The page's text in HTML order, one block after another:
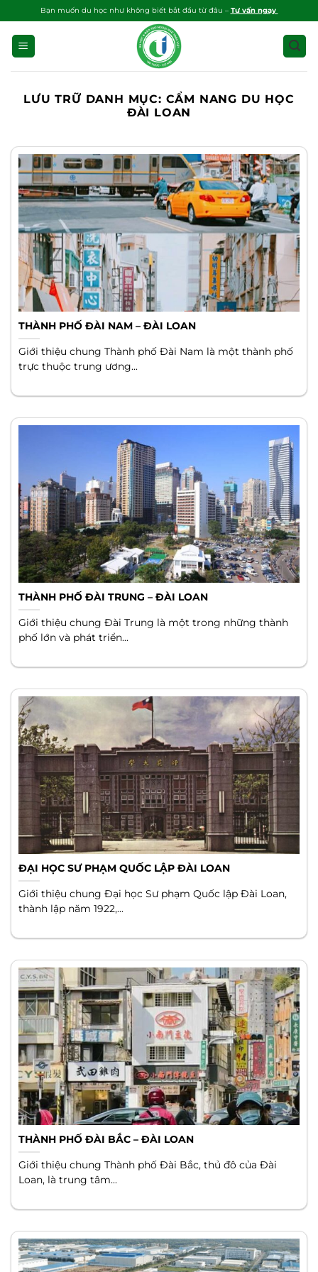
qua
dung
Bạn muốn du học như không biết bắt đầu từ đâu – Tư vấn ngay
LƯU TRỮ DANH MỤC: CẨM NANG DU HỌC
ĐÀI LOAN
THÀNH PHỐ ĐÀI NAM – ĐÀI LOAN
Giới thiệu chung Thành phố Đài Nam là một thành phố
trực thuộc trung ương...
THÀNH PHỐ ĐÀI TRUNG – ĐÀI LOAN
Giới thiệu chung Đài Trung là một trong những thành
phố lớn và phát triển...
ĐẠI HỌC SƯ PHẠM QUỐC LẬP ĐÀI LOAN
Giới thiệu chung Đại học Sư phạm Quốc lập Đài Loan,
thành lập năm 1922,...
THÀNH PHỐ ĐÀI BẮC – ĐÀI LOAN
Giới thiệu chung Thành phố Đài Bắc, thủ đô của Đài
Loan, là trung tâm...